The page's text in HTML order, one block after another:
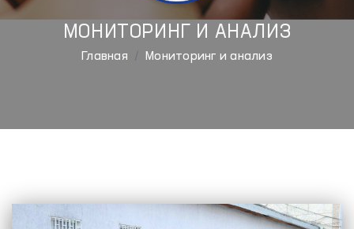
МОНИТОРИНГ И АНАЛИЗ
Главная Мониторинг и анализ